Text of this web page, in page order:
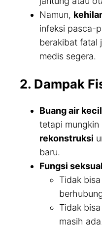
Namun,
infeksi pasca-
berakibat fatal
medis segera.
2. Dampak
Buang air kecil
tetapi mungkin
rekonstruksi
baru.
Fungsi
Tidak
Tidak
masih